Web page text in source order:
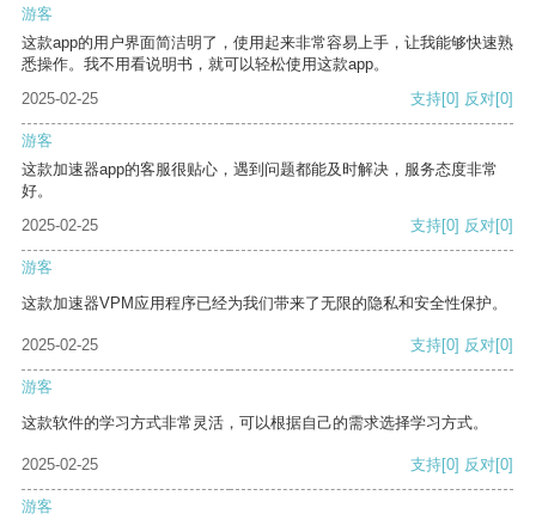
游客
这款app的用户界面简洁明了，使用起来非常容易上手，让我能够快速熟
悉操作。我不用看说明书，就可以轻松使用这款app。
2025-02-25
支持[0] 反对[0]
游客
这款加速器app的客服很贴心，遇到问题都能及时解决，服务态度非常
好。
2025-02-25
支持[0] 反对[0]
游客
这款加速器VPM应用程序已经为我们带来了无限的隐私和安全性保护。
2025-02-25 支持[0] 反对[0]
游客
这款软件的学习方式非常灵活，可以根据自己的需求选择学习方式。
2025-02-25 支持[0] 反对[0]
游客